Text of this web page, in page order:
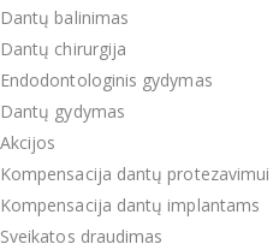
Dantų balinimas
Dantų chirurgija
Endodontologinis gydymas
Dantų gydymas
Akcijos
Kompensacija dantų protezavimui
Kompensacija dantų implantams
Sveikatos draudimas